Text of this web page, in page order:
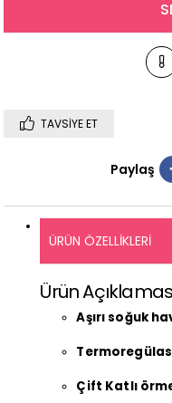
TAVSIYE ET
Paylaş
ÜRÜN ÖZELLIKLERI
Ürün
Aşırı soğuk
Çift Katlı